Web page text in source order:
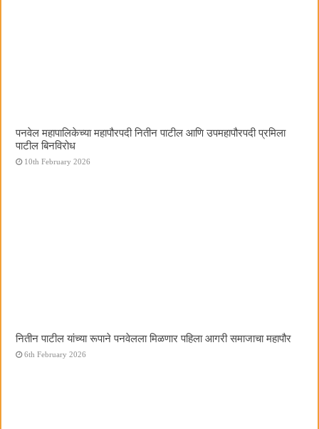
पनवेल महापालिकेच्या महापौरपदी नितीन पाटील आणि उपमहापौरपदी प्रमिला
पाटील बिनविरोध
10th February 2026
नितीन पाटील यांच्या रूपाने पनवेलला मिळणार पहिला आगरी समाजाचा महापौर
6th February 2026